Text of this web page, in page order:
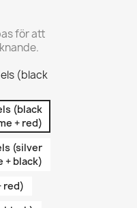
för att
(black
(black
+ red)
(silver
+ black)
red)